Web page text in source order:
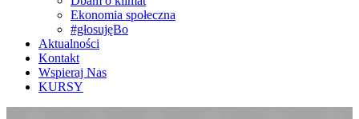
Ekonomia społeczna
#głosujęBo
Aktualności
Kontakt
Wspieraj Nas
KURSY